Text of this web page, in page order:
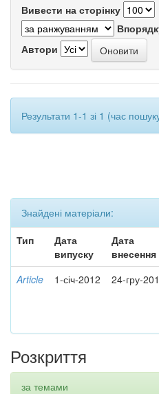
Вивести на сторінку
Автори
Результати 1-1 зі 1 (час
Знайдені матеріали:
Тип
Дата
випуску
Дата
внесення
Article 1-січ-2012 24-гру-
Розкриття
за темами